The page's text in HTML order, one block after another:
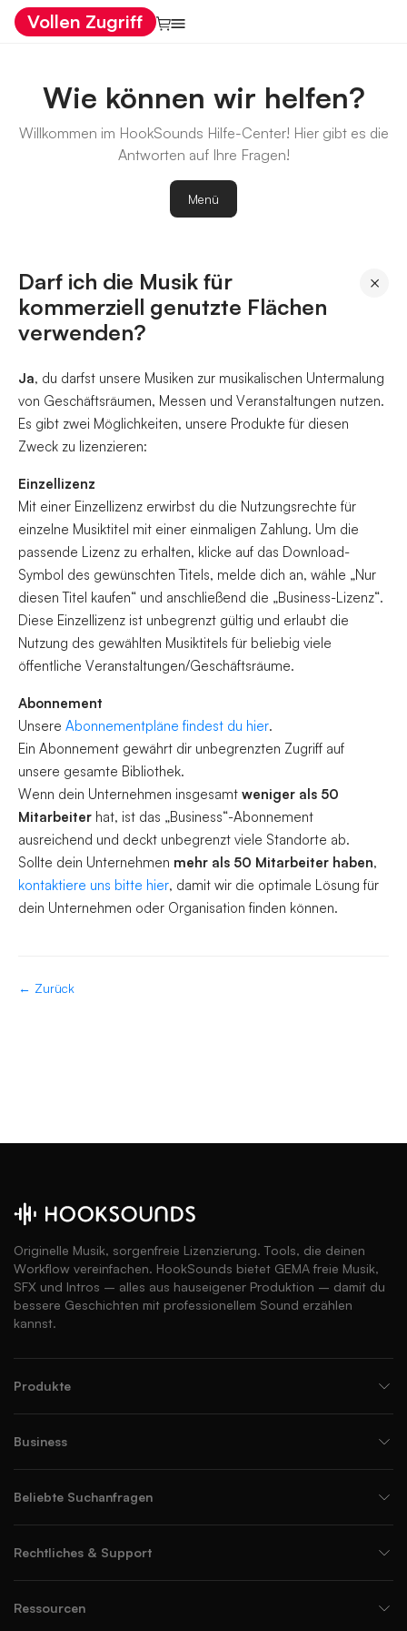
Vollen Zugriff
Wie können wir helfen?
Willkommen im HookSounds Hilfe-Center! Hier gibt es die
Antworten auf Ihre Fragen!
Menü
×
Darf ich die Musik für
kommerziell genutzte Flächen
verwenden?
Ja, du darfst unsere Musiken zur musikalischen Untermalung
von Geschäftsräumen, Messen und Veranstaltungen nutzen.
Es gibt zwei Möglichkeiten, unsere Produkte für diesen
Zweck zu lizenzieren:
Einzellizenz
Mit einer Einzellizenz erwirbst du die Nutzungsrechte für
einzelne Musiktitel mit einer einmaligen Zahlung. Um die
passende Lizenz zu erhalten, klicke auf das Download-
Symbol des gewünschten Titels, melde dich an, wähle „Nur
diesen Titel kaufen“ und anschließend die „Business-Lizenz“.
Diese Einzellizenz ist unbegrenzt gültig und erlaubt die
Nutzung des gewählten Musiktitels für beliebig viele
öffentliche Veranstaltungen/Geschäftsräume.
Abonnement
Unsere Abonnementpläne findest du hier.
Ein Abonnement gewährt dir unbegrenzten Zugriff auf
unsere gesamte Bibliothek.
Wenn dein Unternehmen insgesamt weniger als 50
Mitarbeiter hat, ist das „Business“-Abonnement
ausreichend und deckt unbegrenzt viele Standorte ab.
Sollte dein Unternehmen mehr als 50 Mitarbeiter haben,
kontaktiere uns bitte hier, damit wir die optimale Lösung für
dein Unternehmen oder Organisation finden können.
← Zurück
Originelle Musik, sorgenfreie Lizenzierung. Tools, die deinen
Workflow vereinfachen. HookSounds bietet GEMA freie Musik,
SFX und Intros – alles aus hauseigener Produktion – damit du
bessere Geschichten mit professionellem Sound erzählen
kannst.
Produkte
Business
Beliebte Suchanfragen
Rechtliches & Support
Ressourcen